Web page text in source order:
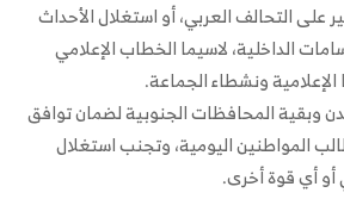
على التحالف العربي، أو استغلال الأحداث
الداخلية، لاسيما الخطاب الإعلامي
ونشطاء الجماعة.
وبقية المحافظات الجنوبية لضمان توافق
المواطنين اليومية، وتجنب استغلال
أو أي قوة أخرى.